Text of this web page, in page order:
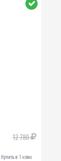
12 780
Купить в 1 клик